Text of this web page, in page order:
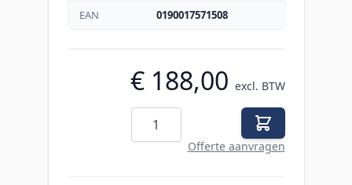
EAN
0190017571508
€ 188,00 excl. BTW
Aantal
Offerte aanvragen